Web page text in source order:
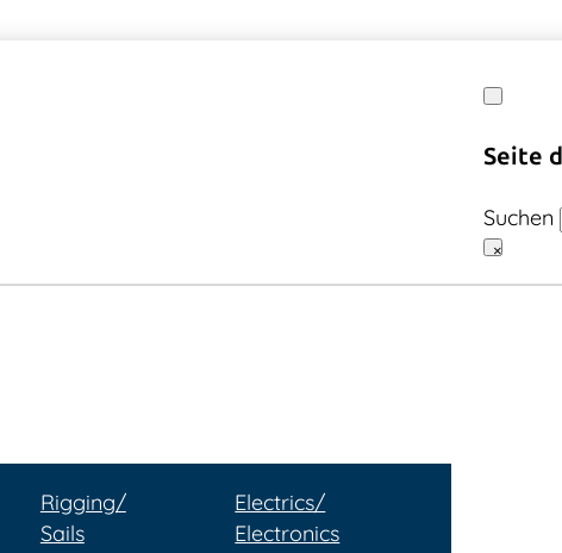
Seite
Suchen
×
Rigging/
Sails
Electrics/
Electronics